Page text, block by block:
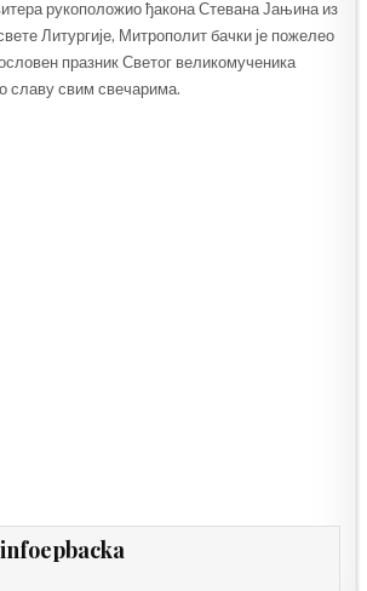
рукоположио ђакона Стевана Јањина из
Литургије, Митрополит бачки је пожелео
празник Светог великомученика
славу свим свечарима.
infoepbacka